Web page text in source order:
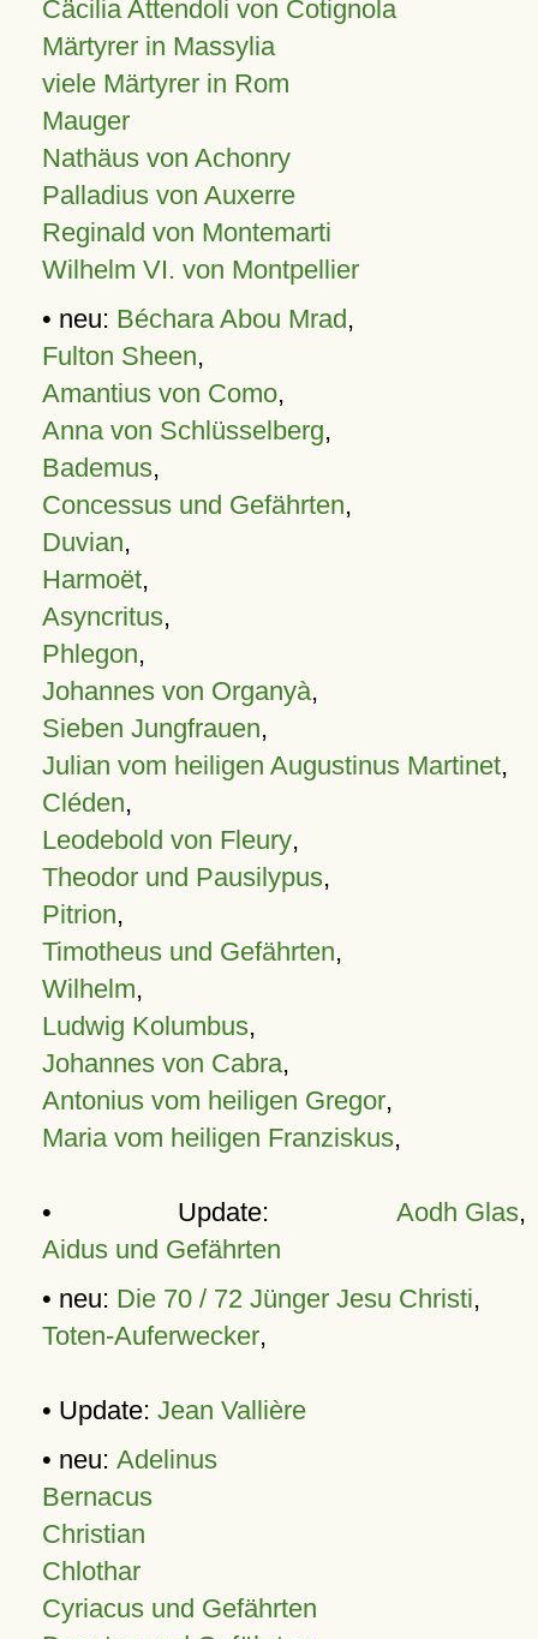
Cäcilia Attendoli von Cotignola
Märtyrer in Massylia
viele Märtyrer in Rom
Mauger
Nathäus von Achonry
Palladius von Auxerre
Reginald von Montemarti
Wilhelm VI. von Montpellier
• neu: Béchara Abou Mrad,
Fulton Sheen,
Amantius von Como,
Anna von Schlüsselberg,
Bademus,
Concessus und Gefährten,
Duvian,
Harmoët,
Asyncritus,
Phlegon,
Johannes von Organyà,
Sieben Jungfrauen,
Julian vom heiligen Augustinus Martinet,
Cléden,
Leodebold von Fleury,
Theodor und Pausilypus,
Pitrion,
Timotheus und Gefährten,
Wilhelm,
Ludwig Kolumbus,
Johannes von Cabra,
Antonius vom heiligen Gregor,
Maria vom heiligen Franziskus,
• Update: Aodh Glas,
Aidus und Gefährten
• neu: Die 70 / 72 Jünger Jesu Christi,
Toten-Auferwecker,
• Update: Jean Vallière
• neu: Adelinus
Bernacus
Christian
Chlothar
Cyriacus und Gefährten